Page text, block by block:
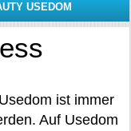
USEDOM
ist immer
Auf Usedom